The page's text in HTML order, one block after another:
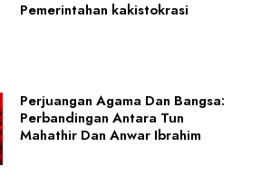
Pemerintahan kakistokrasi
Perjuangan Agama Dan Bangsa:
Perbandingan Antara Tun
Mahathir Dan Anwar Ibrahim